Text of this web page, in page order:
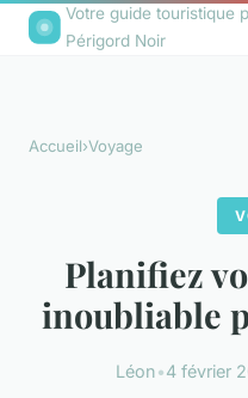
Votre guide touristique
Périgord Noir
Accueil›Voyage
Planifiez
inoubliable
Léon•4 février